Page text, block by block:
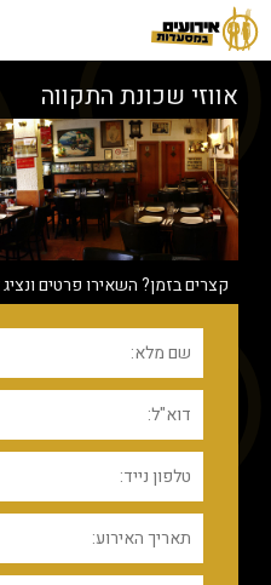
אווזי שכונת התקווה
קצרים בזמן? השאירו פרטים ונציג